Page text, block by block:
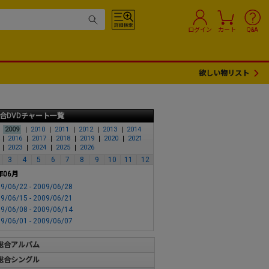
ログイン カート Q&A
欲しい物リスト
DVDチャート一覧
2009 2010 2011 2012 2013
2014
2016 2017 2018 2019 2020
2021
2023 2024 2025 2026
3 4 5 6 7 8 9 10 11
12
06月
06/22 - 2009/06/28
06/15 - 2009/06/21
06/08 - 2009/06/14
06/01 - 2009/06/07
合アルバム
合シングル